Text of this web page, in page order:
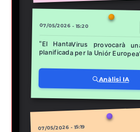
07/05/2026 - 15:20
"El HantaVirus provocarà
planificada per la Uniór
Anàlisi IA
07/05/2026 - 15:19